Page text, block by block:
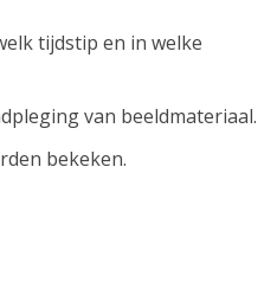
tijdstip en in welke
van beeldmateriaal.
bekeken.